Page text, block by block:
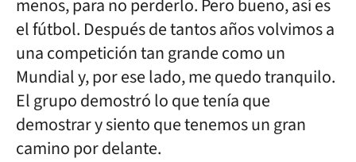
menos, para no perderlo. Pero bueno, así es
el fútbol. Después de tantos años volvimos a
una competición tan grande como un
Mundial y, por ese lado, me quedo tranquilo.
El grupo demostró lo que tenía que
demostrar y siento que tenemos un gran
camino por delante.